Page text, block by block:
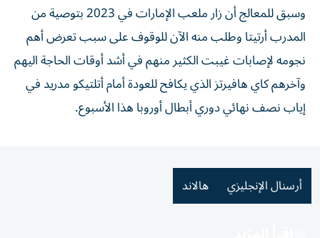
وسبق للمعالج أن زار ملعب الإمارات في 2023 بتوصية من
المدرب أرتيتا وطلب منه الآن للوقوف على سبب تعرض أهم
نجومه لإصابات غيبت الكثير منهم في أشد أوقات الحاجة اليهم
وآخرهم كاي هافيرتز الذي يكافح للعودة أمام أتلتيكو مدريد في
إياب نصف نهائي دوري أبطال أوروبا هذا الأسبوع.
أرسنال الإنجليزي هالاند